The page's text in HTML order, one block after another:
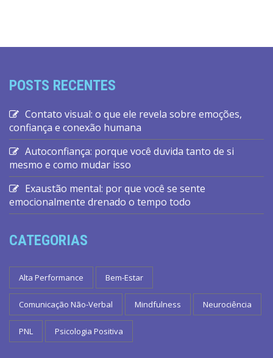
POSTS RECENTES
Contato visual: o que ele revela sobre emoções,
confiança e conexão humana
Autoconfiança: porque você duvida tanto de si
mesmo e como mudar isso
Exaustão mental: por que você se sente
emocionalmente drenado o tempo todo
CATEGORIAS
Alta Performance Bem-Estar
Comunicação Não-Verbal Mindfulness Neurociência
PNL Psicologia Positiva